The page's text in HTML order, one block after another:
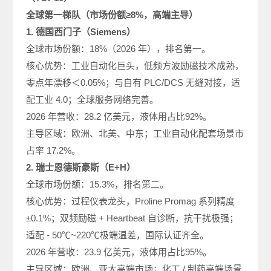
全球第一梯队（市场份额≥8%，高端主导）
1. 德国西门子（Siemens）
全球市场份额：18%（2026 年），排名第一。
核心优势：工业自动化巨头，低频方波励磁技术成熟，
零点年漂移＜0.05%；与自有 PLC/DCS 无缝对接，适
配工业 4.0；全球服务网络完善。
2026 年营收：28.2 亿美元，液体用占比92%。
主导区域：欧洲、北美、中东；工业自动化配套场景市
占率 17.2%。
2. 瑞士恩德斯豪斯（E+H）
全球市场份额：15.3%，排名第二。
核心优势：过程仪表龙头，Proline Promag 系列精度
±0.1%；双频励磁 + Heartbeat 自诊断，抗干扰极强；
适配 - 50℃~220℃极端温差，国际认证齐全。
2026 年营收：23.9 亿美元，液体用占比95%。
主导区域：欧洲、亚太高端市场；化工 / 制药高端场景